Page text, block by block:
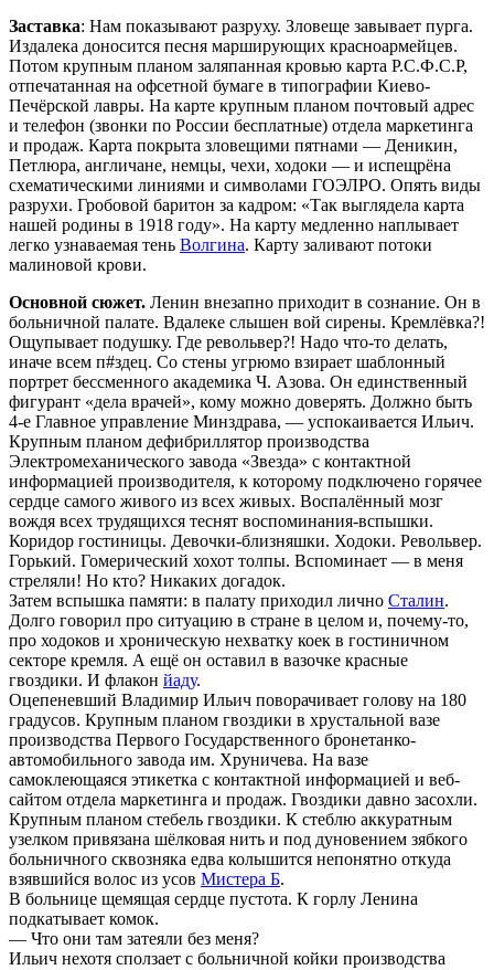
Заставка: Нам показывают разруху. Зловеще завывает пурга.
Издалека доносится песня марширующих красноармейцев.
Потом крупным планом заляпанная кровью карта Р.С.Ф.С.Р,
отпечатанная на офсетной бумаге в типографии Киево-
Печёрской лавры. На карте крупным планом почтовый адрес
и телефон (звонки по России бесплатные) отдела маркетинга
и продаж. Карта покрыта зловещими пятнами — Деникин,
Петлюра, англичане, немцы, чехи, ходоки — и испещрёна
схематическими линиями и символами ГОЭЛРО. Опять виды
разрухи. Гробовой баритон за кадром: «Так выглядела карта
нашей родины в 1918 году». На карту медленно наплывает
легко узнаваемая тень Волгина. Карту заливают потоки
малиновой крови.
Основной сюжет. Ленин внезапно приходит в сознание. Он в
больничной палате. Вдалеке слышен вой сирены. Кремлёвка?!
Ощупывает подушку. Где револьвер?! Надо что-то делать,
иначе всем п#здец. Со стены угрюмо взирает шаблонный
портрет бессменного академика Ч. Азова. Он единственный
фигурант «дела врачей», кому можно доверять. Должно быть
4-е Главное управление Минздрава, — успокаивается Ильич.
Крупным планом дефибриллятор производства
Электромеханического завода «Звезда» с контактной
информацией производителя, к которому подключено горячее
сердце самого живого из всех живых. Воспалённый мозг
вождя всех трудящихся теснят воспоминания-вспышки.
Коридор гостиницы. Девочки-близняшки. Ходоки. Револьвер.
Горький. Гомерический хохот толпы. Вспоминает — в меня
стреляли! Но кто? Никаких догадок.
Затем вспышка памяти: в палату приходил лично Сталин.
Долго говорил про ситуацию в стране в целом и, почему-то,
про ходоков и хроническую нехватку коек в гостиничном
секторе кремля. А ещё он оставил в вазочке красные
гвоздики. И флакон йаду.
Оцепеневший Владимир Ильич поворачивает голову на 180
градусов. Крупным планом гвоздики в хрустальной вазе
производства Первого Государственного бронетанко-
автомобильного завода им. Хруничева. На вазе
самоклеющаяся этикетка с контактной информацией и веб-
сайтом отдела маркетинга и продаж. Гвоздики давно засохли.
Крупным планом стебель гвоздики. К стеблю аккуратным
узелком привязана шёлковая нить и под дуновением зябкого
больничного сквозняка едва колышится непонятно откуда
взявшийся волос из усов Мистера Б.
В больнице щемящая сердце пустота. К горлу Ленина
подкатывает комок.
— Что они там затеяли без меня?
Ильич нехотя сползает с больничной койки производства